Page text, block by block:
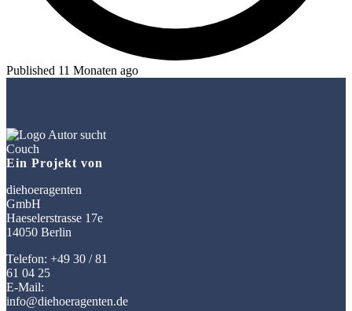
Published 11 Monaten ago
Ein Projekt von
diehoeragenten
GmbH
Haeselerstrasse 17e
14050 Berlin
Telefon: +49 30 / 81
61 04 25
E-Mail:
info@diehoeragenten.de